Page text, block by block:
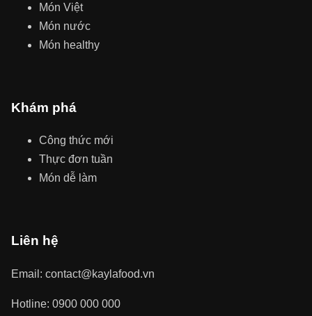
Món Việt
Món nước
Món healthy
Khám phá
Công thức mới
Thực đơn tuần
Món dễ làm
Liên hệ
Email: contact@kaylafood.vn
Hotline: 0900 000 000